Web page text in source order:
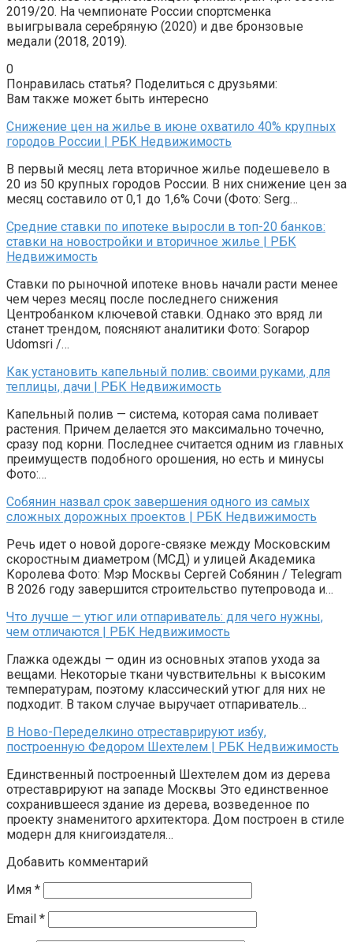
2019/20. На чемпионате России спортсменка
выигрывала серебряную (2020) и две бронзовые
медали (2018, 2019).
0
Понравилась статья? Поделиться с друзьями:
Вам также может быть интересно
Снижение цен на жилье в июне охватило 40% крупных
городов России | РБК Недвижимость
В первый месяц лета вторичное жилье подешевело в
20 из 50 крупных городов России. В них снижение цен за
месяц составило от 0,1 до 1,6% Сочи (Фото: Serg…
Средние ставки по ипотеке выросли в топ-20 банков:
ставки на новостройки и вторичное жилье | РБК
Недвижимость
Ставки по рыночной ипотеке вновь начали расти менее
чем через месяц после последнего снижения
Центробанком ключевой ставки. Однако это вряд ли
станет трендом, поясняют аналитики Фото: Sorapop
Udomsri /…
Как установить капельный полив: своими руками, для
теплицы, дачи | РБК Недвижимость
Капельный полив — система, которая сама поливает
растения. Причем делается это максимально точечно,
сразу под корни. Последнее считается одним из главных
преимуществ подобного орошения, но есть и минусы
Фото:…
Собянин назвал срок завершения одного из самых
сложных дорожных проектов | РБК Недвижимость
Речь идет о новой дороге-связке между Московским
скоростным диаметром (МСД) и улицей Академика
Королева Фото: Мэр Москвы Сергей Собянин / Telegram
В 2026 году завершится строительство путепровода и…
Что лучше — утюг или отпариватель: для чего нужны,
чем отличаются | РБК Недвижимость
Глажка одежды — один из основных этапов ухода за
вещами. Некоторые ткани чувствительны к высоким
температурам, поэтому классический утюг для них не
подходит. В таком случае выручает отпариватель…
В Ново-Переделкино отреставрируют избу,
построенную Федором Шехтелем | РБК Недвижимость
Единственный построенный Шехтелем дом из дерева
отреставрируют на западе Москвы Это единственное
сохранившееся здание из дерева, возведенное по
проекту знаменитого архитектора. Дом построен в стиле
модерн для книгоиздателя…
Добавить комментарий
Имя *
Email *